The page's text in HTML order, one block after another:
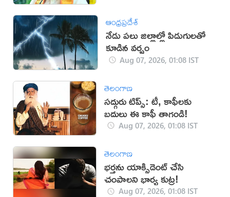
ఆంధ్రప్రదేశ్
నేడు పలు జిల్లాల్లో పిడుగులతో
కూడిన వర్షం
Aug 07, 2026, 01:08 IST
తెలంగాణ
సద్గురు టిప్స్: టీ, కాఫీలకు
బదులు ఈ కాఫీ తాగండి!
Aug 07, 2026, 01:08 IST
తెలంగాణ
భర్తను యాక్సిడెంట్‌ చేసి
చంపాలని భార్య కుట్ర!
Aug 07, 2026, 01:08 IST